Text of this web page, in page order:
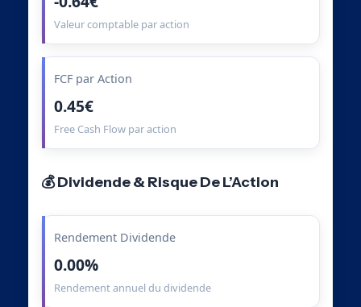
Valeur comptable par action
FCF par Action
0.45€
Free Cash Flow par action
💰 Dividende & Risque De L’Action
Rendement Dividende
0.00%
Rendement annuel du dividende